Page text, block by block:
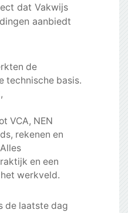
dat Vakwijs
aanbiedt
de
technische basis.
VCA, NEN
rekenen en
en een
werkveld.
de laatste dag